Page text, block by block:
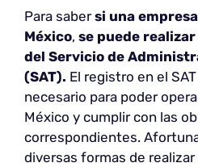
Para sabersi una
México, se puede
del Servicio de
(SAT). El registro en el
necesario para poder
México y cumplir con las
correspondientes.
diversas formas de